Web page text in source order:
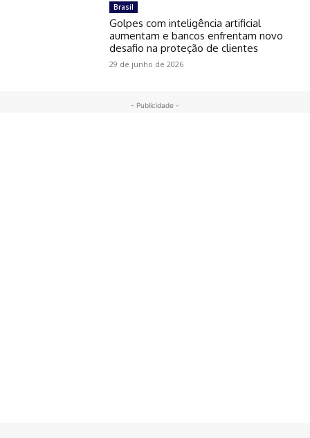
Brasil
Golpes com inteligência artificial
aumentam e bancos enfrentam novo
desafio na proteção de clientes
29 de junho de 2026
- Publicidade -